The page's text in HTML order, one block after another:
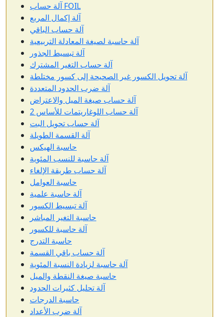
آلة حساب FOIL
آلة إكمال المربع
آلة حساب الباقي
آلة حاسبة لصيغة المعادلة التربيعية
آلة تبسيط الجذور
آلة حساب التغير المشترك
آلة تحويل الكسور غير الصحيحة إلى كسور مختلطة
آلة ضرب الحدود المتعددة
آلة حساب صيغة الميل والاعتراض
آلة حساب اللوغاريتمات للأساس 2
آلة حساب تحويل البت
آلة القسمة الطويلة
حاسبة الهيكس
آلة حاسبة للنسب المئوية
آلة حساب طريقة الإلغاء
حاسبة العوامل
آلة حاسبة علمية
آلة تبسيط الكسور
حاسبة التغير المباشر
آلة حاسبة للكسور
حاسبة التدرج
آلة حساب باقي القسمة
آلة حاسبة لزيادة النسبة المئوية
حاسبة صيغة النقطة والميل
آلة تحليل كثيرات الحدود
حاسبة الدرجات
آلة ضرب الأعداد